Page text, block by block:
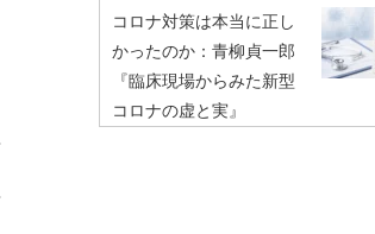
コロナ対策は本当に正し
かったのか：青柳貞一郎
『臨床現場からみた新型
コロナの虚と実』